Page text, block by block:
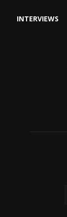
INTERVIEWS